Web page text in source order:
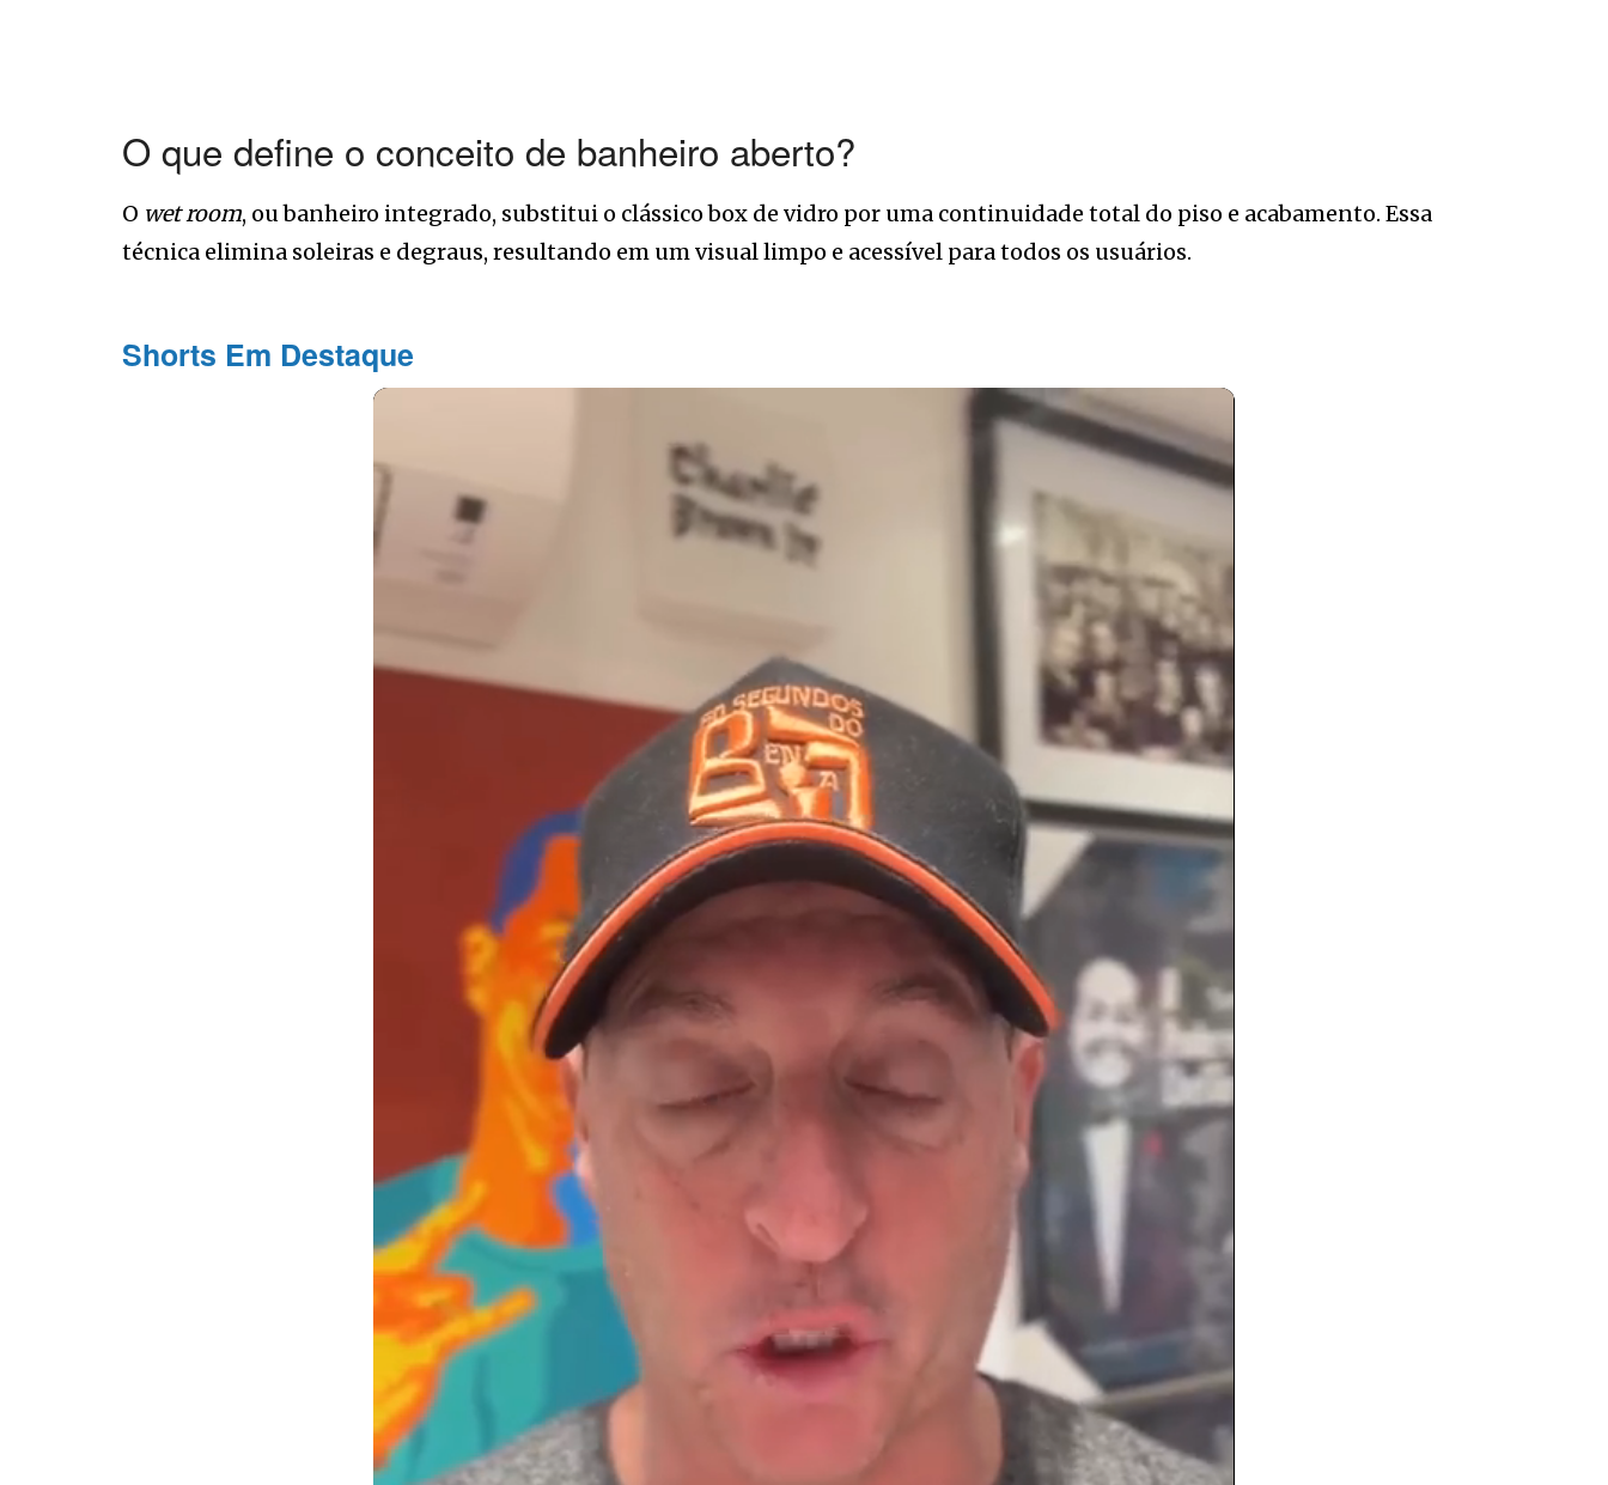
O que define o conceito de banheiro aberto?
O wet room, ou banheiro integrado, substitui o clássico box de vidro por uma continuidade total do piso e acabamento. Essa
técnica elimina soleiras e degraus, resultando em um visual limpo e acessível para todos os usuários.
Shorts Em Destaque